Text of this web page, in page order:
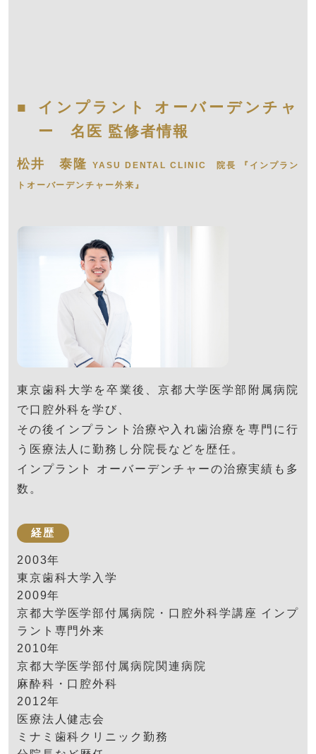
インプラント オーバーデンチャ
ー
名医 監修者情報
松井 泰隆YASU DENTAL CLINIC 院長 『 インプラン
トオーバーデンチャー外来』
東京歯科大学を卒業後、京都大学医学部附属病院
で口腔外科を学び、
その後インプラント治療や入れ歯治療を専門に行
う医療法人に勤務し分院長などを歴任。
インプラント オーバーデンチャーの治療実績も多
数。
経歴
2003年
東京歯科大学入学
2009年
京都大学医学部付属病院・口腔外科学講座 インプ
ラント専門外来
2010年
京都大学医学部付属病院関連病院
麻酔科・口腔外科
2012年
医療法人健志会
ミナミ歯科クリニック勤務